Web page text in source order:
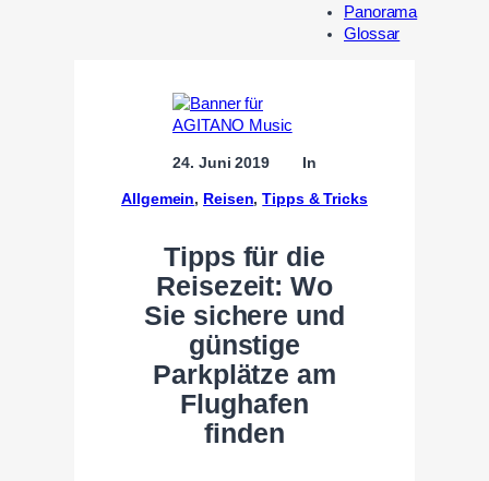
Panorama
Glossar
24. Juni 2019 In
Allgemein, Reisen, Tipps & Tricks
Tipps für die
Reisezeit: Wo
Sie sichere und
günstige
Parkplätze am
Flughafen
finden